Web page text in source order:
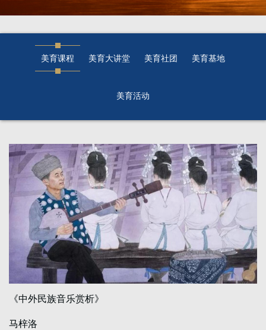
美育课程 美育大讲堂 美育社团 美育基地
美育活动
《中外民族音乐赏析》
马梓洛